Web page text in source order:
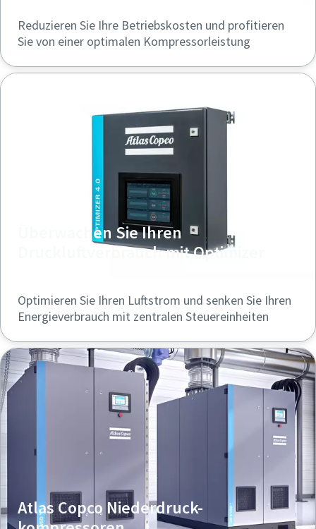
Reduzieren Sie Ihre Betriebskosten und profitieren
Sie von einer optimalen Kompressorleistung
Überwachen Sie Ihren
Druckluftverbrauch mit Optimizer
Optimieren Sie Ihren Luftstrom und senken Sie Ihren
Energieverbrauch mit zentralen Steuereinheiten
Atlas Copco Niederdruck-